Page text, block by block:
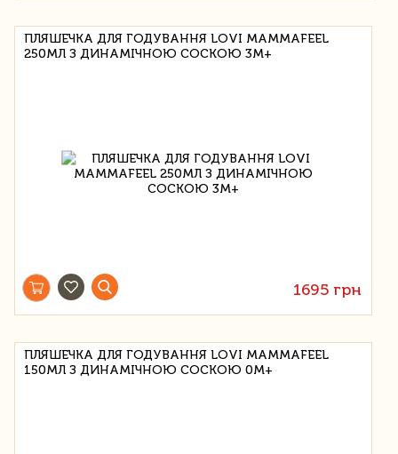
ПЛЯШЕЧКА ДЛЯ ГОДУВАННЯ LOVI MAMMAFEEL
250МЛ З ДИНАМІЧНОЮ СОСКОЮ 3М+
1695 грн
ПЛЯШЕЧКА ДЛЯ ГОДУВАННЯ LOVI MAMMAFEEL
150МЛ З ДИНАМІЧНОЮ СОСКОЮ 0М+